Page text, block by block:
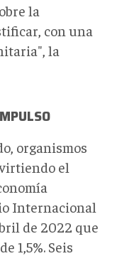
la
con una
la
organismos
el
Internacional
de 2022 que
1,5%. Seis